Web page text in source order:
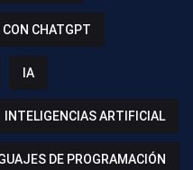
CON CHATGPT
IA
INTELIGENCIAS ARTIFICIAL
DE PROGRAMACIÓN